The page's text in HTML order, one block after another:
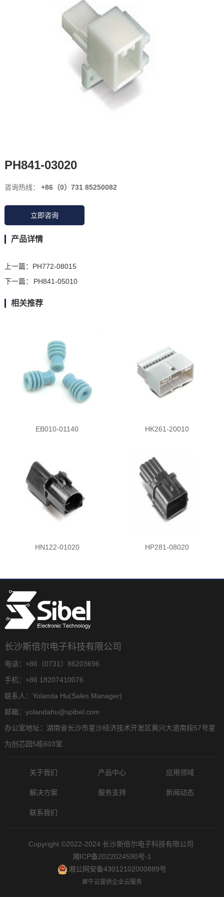
PH841-03020
咨询热线： +86（0）731 85250082
立即咨询
产品详情
上一篇： PH772-08015
下一篇：
PH841-05010
相关推荐
EB010-01140 HK261-20010
HN122-01020 HP281-08020
长沙斯倍尔电子科技有限公司
电话：+86（0731）86203696
手机：+86 18207410076
联系人：Yolanda Hu(Sales Manager)
邮箱：yolandahu@spibel.com
办公室地址：湖南省长沙市星沙经济技术开发区黄兴大道南段57号星
为创芯园5栋603室
关于我们 产品中心 应用领域
解决方案 服务支持 新闻动态
联系我们
Copyright ©2022-2024 长沙斯倍尔电子科技有限公司
湘ICP备2022024590号-1
湘公网安备43012102000889号
犀牛云提供企业云服务